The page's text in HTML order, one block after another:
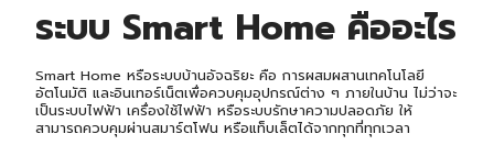
ระบบ Smart Home คืออะไร
Smart Home หรือระบบบ้านอัจฉริยะ คือ การผสมผสานเทคโนโลยี
อัตโนมัติ และอินเทอร์เน็ตเพื่อควบคุมอุปกรณ์ต่าง ๆ ภายในบ้าน ไม่ว่าจะ
เป็นระบบไฟฟ้า เครื่องใช้ไฟฟ้า หรือระบบรักษาความปลอดภัย ให้
สามารถควบคุมผ่านสมาร์ตโฟน หรือแท็บเล็ตได้จากทุกที่ทุกเวลา